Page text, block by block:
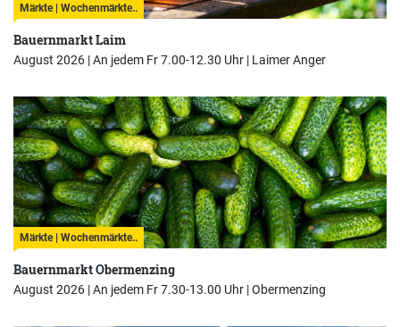
Märkte | Wochenmärkte..
Bauernmarkt Laim
August 2026 | An jedem Fr 7.00-12.30 Uhr | Laimer Anger
Märkte | Wochenmärkte..
Bauernmarkt Obermenzing
August 2026 | An jedem Fr 7.30-13.00 Uhr |Obermenzing